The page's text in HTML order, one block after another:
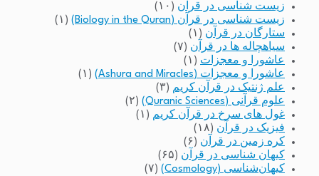
زیست شناسی در قرآن (۱۰)
زیست شناسی در قرآن (Biology in the Quran)
(۱)
ستارگان در قرآن (۱)
سیاهچاله ها در قرآن (۷)
عاشورا و معجزات (۱)
عاشورا و معجزات (Ashura and Miracles)
(۱)
علم ژنتیک در قرآن کریم (۳)
علوم قرآنی (Quranic Sciences)
(۲)
غول های سرخ در قرآن کریم (۱)
فیزیک در قرآن (۱۸)
کره زمین در قرآن (۶)
کیهان شناسی در قرآن (۶۵)
کیهان‌شناسی (Cosmology)
(۷)